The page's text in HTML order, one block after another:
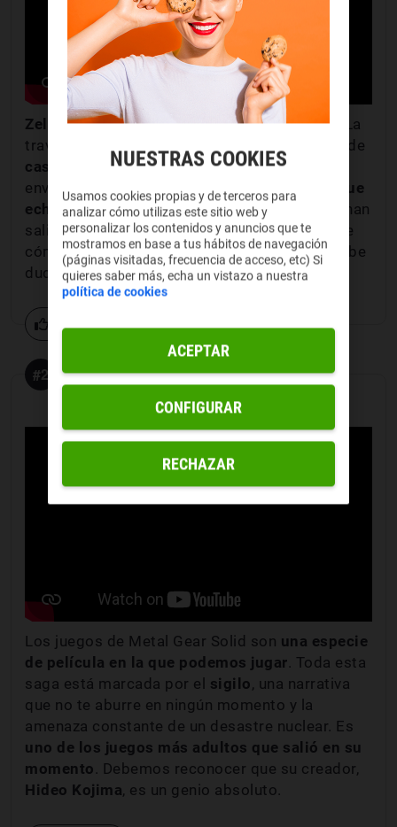
Zelda es sinónimo de aventura, no hay más. La
travesía que hemos vivido con Link a lo largo de
casi 40 añoses algo difícil de explicar, no ha
envejecido ni un poquito. Además,
solo hay que
echar un vistazo a las últimas entregas
que han
salido paraNintendo Switchy darse cuenta de
cómo se sigue adaptando e innovando. No cabe
duda de que tenemosZelda para mucho rato
1 votos
#2
Metal Gear Solid
Los juegos de Metal Gear Solid son una especie
de película en la que podemos jugar. Toda esta
saga está marcada por el sigilo, una narrativa
que no te aburre en ningún momento y la
amenaza constante de un desastre nuclear. Es
uno de los juegos más adultos que salió en su
momento . Debemos reconocer que su creador,
Hideo Kojima, es un genio absoluto.
NUESTRAS COOKIES
Usamos cookies propias y de terceros para
analizar cómo utilizas este sitio web y
personalizar los contenidos y anuncios que te
mostramos en base a tus hábitos de navegación
(páginas visitadas, frecuencia de acceso, etc) Si
quieres saber más, echa un vistazo a nuestra
política de cookies
RECHAZAR
ACEPTAR
CONFIGURAR